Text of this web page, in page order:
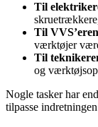
Til
Til VVS’eren
værktøjer
Til
og
Nogle tasker har
tilpasse